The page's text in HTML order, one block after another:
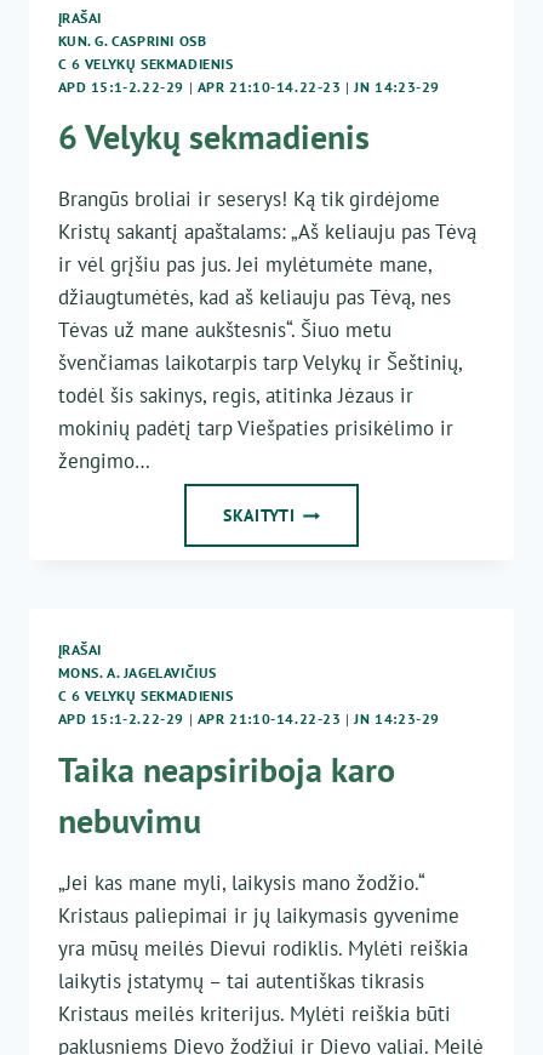
ĮRAŠAI
KUN. G. CASPRINI OSB
C 6 VELYKŲ SEKMADIENIS
APD 15:1-2.22-29 | APR 21:10-14.22-23 | JN 14:23-29
6 Velykų sekmadienis
Brangūs broliai ir seserys! Ką tik girdėjome
Kristų sakantį apaštalams: „Aš keliauju pas Tėvą
ir vėl grįšiu pas jus. Jei mylėtumėte mane,
džiaugtumėtės, kad aš keliauju pas Tėvą, nes
Tėvas už mane aukštesnis“. Šiuo metu
švenčiamas laikotarpis tarp Velykų ir Šeštinių,
todėl šis sakinys, regis, atitinka Jėzaus ir
mokinių padėtį tarp Viešpaties prisikėlimo ir
žengimo…
SKAITYTI 6
ĮRAŠAI
MONS. A. JAGELAVIČIUS
C 6 VELYKŲ SEKMADIENIS
APD 15:1-2.22-29 | APR 21:10-14.22-23 |JN 14:23-29
Taika neapsiriboja karo
nebuvimu
„Jei kas mane myli, laikysis mano žodžio.“
Kristaus paliepimai ir jų laikymasis gyvenime
yra mūsų meilės Dievui rodiklis. Mylėti reiškia
laikytis įstatymų – tai autentiškas tikrasis
Kristaus meilės kriterijus. Mylėti reiškia būti
paklusniems Dievo žodžiui ir Dievo valiai. Meilė